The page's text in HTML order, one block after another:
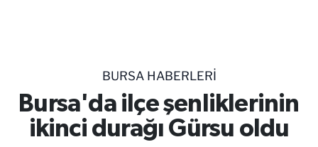
BURSA HABERLERİ
Bursa'da ilçe şenliklerinin
ikinci durağı Gürsu oldu
RESMİ İLANLAR
Gencsesfm Canlı Dinle